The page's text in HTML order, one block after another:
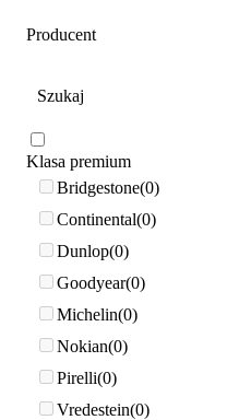
Producent
Klasa premium
Bridgestone 0
Continental 0
Dunlop 0
Goodyear 0
Michelin 0
Nokian 0
Pirelli 0
Vredestein 0